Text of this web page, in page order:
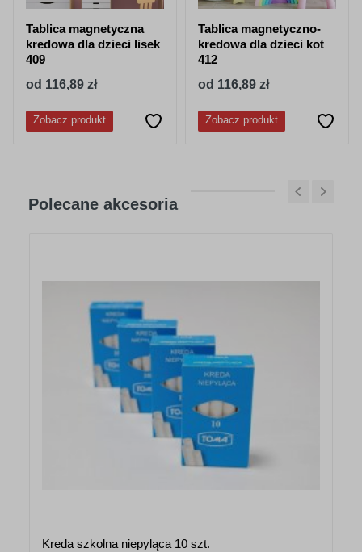
Tablica magnetyczna
kredowa dla dzieci lisek
409
od 116,89 zł
Zobacz produkt
Tablica magnetyczno-
kredowa dla dzieci kot
412
od 116,89 zł
Zobacz produkt
Polecane akcesoria
Kreda szkolna niepyląca 10 szt.